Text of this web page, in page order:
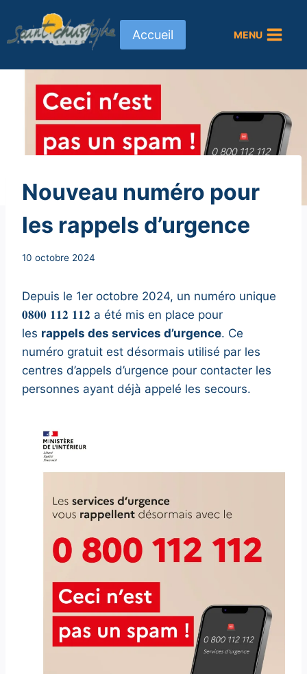
contenu
Accueil MENU
NON
CLASSÉ
Nouveau numéro pour
les rappels d’urgence
Par
10 octobre 2024
Depuis le 1er octobre 2024, un numéro unique
𝟎𝟖𝟎𝟎 𝟏𝟏𝟐 𝟏𝟏𝟐 a été mis en place pour
les rappels des services d’urgence. Ce
numéro gratuit est désormais utilisé par les
centres d’appels d’urgence pour contacter les
personnes ayant déjà appelé les secours.